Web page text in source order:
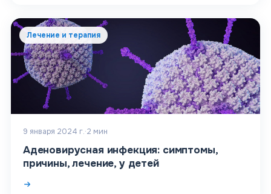
Лечение и терапия
9 января 2024 г.·2 мин
Аденовирусная инфекция: симптомы,
причины, лечение, у детей